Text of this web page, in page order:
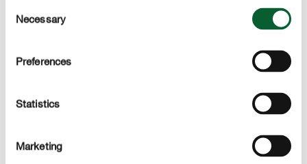
Selection
Necessary
Preferences
Statistics
Marketing
plant in rustfase gaat, hoeft er niet zoveel begoten te
De plant isheel gevoelig voor wateroverlast
. Voordat je
te duwen en te controleren hoe vochtig de bodem nog is.
Gebruik bij het begieten geen kalkrijk leidingwater, maar
dophei houdt namelijk helemaal niet van kalk.